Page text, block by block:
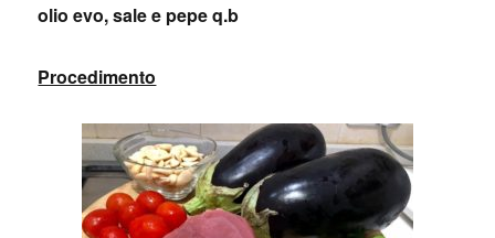
olio evo, sale e pepe q.b
Procedimento